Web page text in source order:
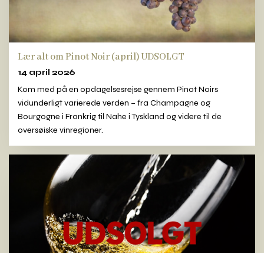
Lær alt om Pinot Noir (april) UDSOLGT
14 april 2026
Kom med på en opdagelsesrejse gennem Pinot Noirs
vidunderligt varierede verden – fra Champagne og
Bourgogne i Frankrig til Nahe i Tyskland og videre til de
oversøiske vinregioner.